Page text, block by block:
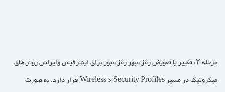
مرحله ۲: تغییر یا تعویض رمز عبور رمز عبور برای اینترفیس وایرلس روتر های
میکروتیک در مسیر Wireless > Security Profiles قرار دارد. به صورت